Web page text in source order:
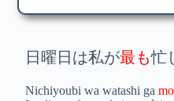
日曜日は私が最も忙
Nichiyoubi wa watashi ga